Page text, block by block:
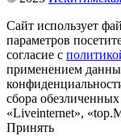
Сайт использует
параметров
согласие с
применением
сбора
«Liveinternet»,
Принять